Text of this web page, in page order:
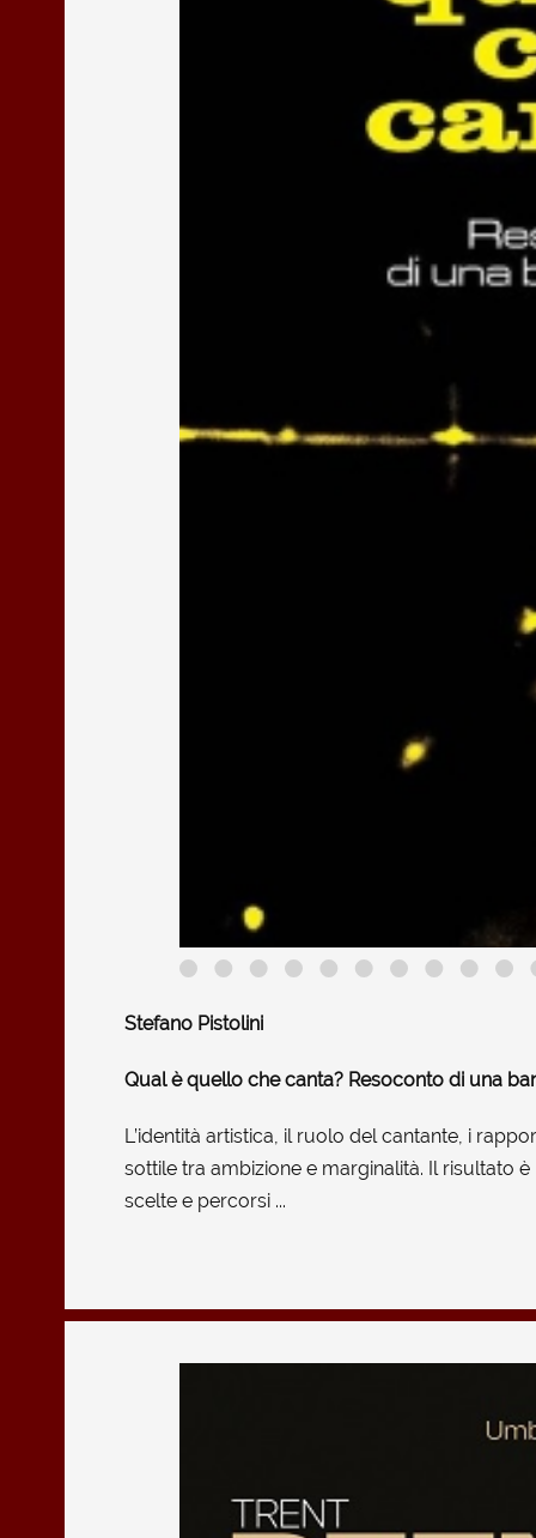
Stefano Pistolini
Qual è quello che canta? Resoconto di una
L’identità artistica, il ruolo del cantante, i
sottile tra ambizione e marginalità. Il risultato
scelte e percorsi ...